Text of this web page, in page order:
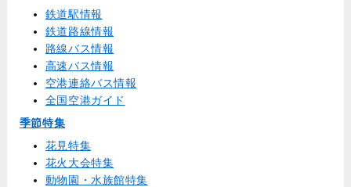
鉄道駅情報
鉄道路線情報
路線バス情報
高速バス情報
空港連絡バス情報
全国空港ガイド
季節特集
花見特集
花火大会特集
動物園・水族館特集